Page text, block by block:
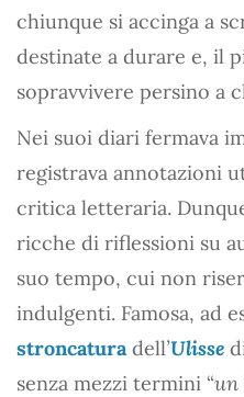
chiunque si accinga a
destinate a durare e, il
sopravvivere persino a
Nei suoi diari fermava
registrava annotazioni
critica letteraria.
ricche di riflessioni su
suo tempo, cui non
indulgenti. Famosa, ad
stroncaturadell’Ulisse
senza mezzi termini “un